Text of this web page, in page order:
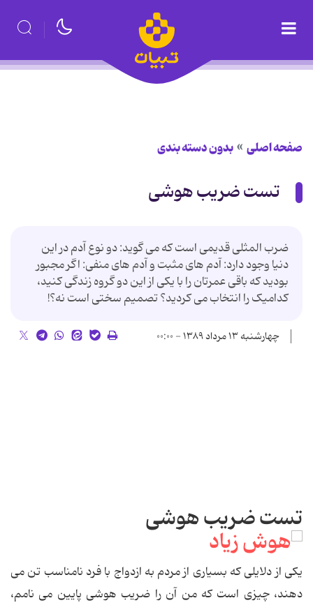
صفحه اصلی بدون دسته بندی
تست ضریب هوشی
ضرب المثلی قدیمی است که می گوید: دو نوع آدم در این
دنیا وجود دارد: آدم های مثبت و آدم های منفی: اگر مجبور
بودید که باقی عمرتان را با یکی از این دو گروه زندگی کنید،
کدامیک را انتخاب می کردید؟ تصمیم سختی است نه؟!
چهارشنبه ۱۳ مرداد ۱۳۸۹ - ۰۰:۰۰
تست ضریب هوشی
یکی از دلایلی که بسیاری از مردم به ازدواج با فرد نامناسب تن می
دهند، چیزی است که من آن را ضریب هوشی پایین می نامم،